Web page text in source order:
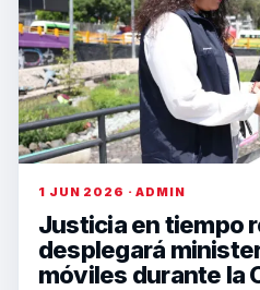
1 JUN 2026 · ADMIN
Justicia en tiempo
desplegará
móviles durante la